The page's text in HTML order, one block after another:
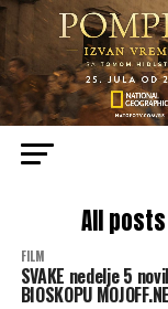
All
FILM
SVAKE nedelje 5
BIOSKOPU